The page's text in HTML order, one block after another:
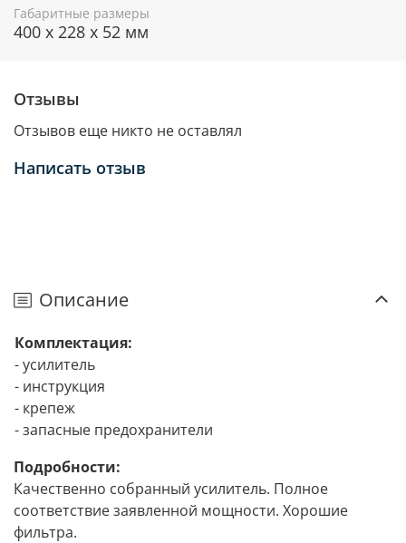
Габаритные размеры
400 х 228 х 52 мм
Отзывы
Отзывов еще никто не оставлял
Написать отзыв
Описание
Комплектация:
- усилитель
- инструкция
- крепеж
- запасные предохранители
Подробности:
Качественно собранный усилитель. Полное
соответствие заявленной мощности. Хорошие
фильтра.